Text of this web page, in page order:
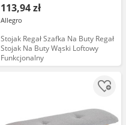
113,94 zł
Allegro
Stojak Regał Szafka Na Buty Regał
Stojak Na Buty Wąski Loftowy
Funkcjonalny